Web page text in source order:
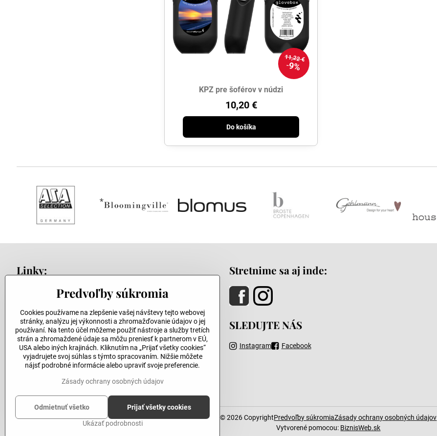
11,22 €
9%
KPZ pre šoférov v núdzi
10,20 €
Do košíka
Linky:
Reklamačný poriadok
Stretnime sa aj inde:
SLEDUJTE NÁS
Instagram Facebook
©2026CopyrightPredvoľby súkromiaZásady ochrany osobných údajov
Vytvorené pomocou: BiznisWeb.sk
Predvoľby súkromia
Cookies používame na zlepšenie vašej návštevy tejto webovej
stránky, analýzu jej výkonnosti a zhromažďovanie údajov o jej
používaní. Na tento účel môžeme použiť nástroje a služby tretích
strán a zhromaždené údaje sa môžu preniesť k partnerom v EÚ,
USA alebo iných krajinách. Kliknutím na „Prijať všetky cookies“
vyjadrujete svoj súhlas s týmto spracovaním. Nižšie môžete
nájsť podrobné informácie alebo upraviť svoje preferencie.
Zásady ochrany osobných údajov
Ukázať podrobnosti
Prijať všetky cookies
Odmietnuť všetko